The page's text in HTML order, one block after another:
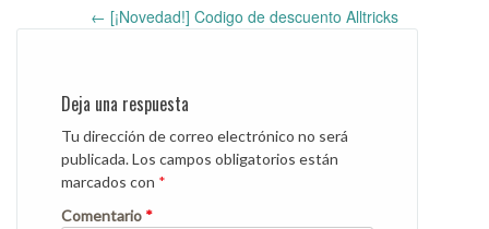
Post
← [¡Novedad!] Codigo de descuento Alltricks
Deja una respuesta
Tu dirección de correo electrónico no será
publicada.Los campos obligatorios están
marcados con *
Comentario *